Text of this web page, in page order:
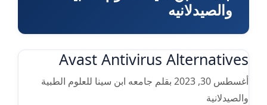
والصيدلانيه
Avast Antivirus Alternatives
أغسطس 30, 2023 بقلم جامعه ابن سينا للعلوم الطبية
والصيدلانية